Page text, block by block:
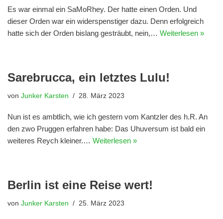
Es war einmal ein SaMoRhey. Der hatte einen Orden. Und
dieser Orden war ein widerspenstiger dazu. Denn erfolgreich
hatte sich der Orden bislang gesträubt, nein,… Weiterlesen »
Sarebrucca, ein letztes Lulu!
von Junker Karsten 28. März 2023
Nun ist es ambtlich, wie ich gestern vom Kantzler des h.R. An
den zwo Pruggen erfahren habe: Das Uhuversum ist bald ein
weiteres Reych kleiner.… Weiterlesen »
Berlin ist eine Reise wert!
von Junker Karsten 25. März 2023